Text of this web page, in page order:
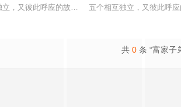
哲学和生物学意义上的喜欢。”那个夜晚，他脸
（曾舜晞 饰）强强联手，携手霍仙姑（陈瑶 饰）
立，又彼此呼应的故事——用一场精心策划的“夏令营
五个相互独立，又彼此呼
共 0 条 “富家子